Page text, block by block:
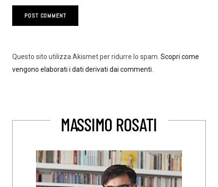
Questo sito utilizza Akismet per ridurre lo spam. Scopri come
vengono elaborati i dati derivati dai commenti
MASSIMO ROSATI